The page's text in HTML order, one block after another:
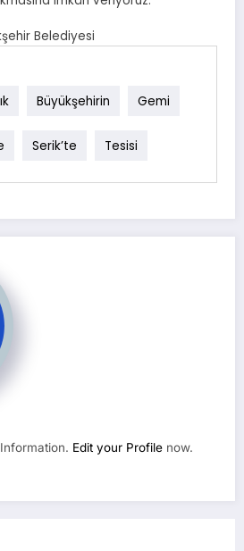
Belediyesi
Büyükşehirin Gemi
Serik’te Tesisi
Edit your Profile now.